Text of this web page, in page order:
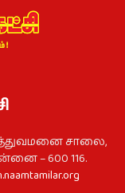
சாலை,
– 600 116.